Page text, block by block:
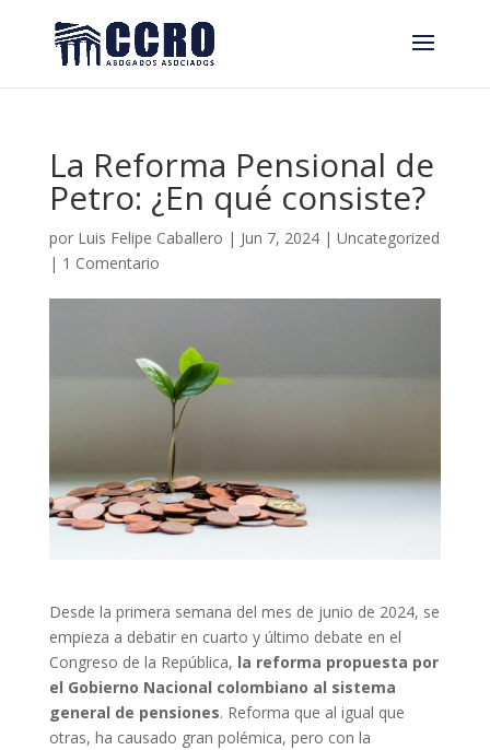
La Reforma Pensional de
Petro: ¿En qué consiste?
por Luis Felipe Caballero | Jun 7, 2024| Uncategorized
| 1 Comentario
Desde la primera semana del mes de junio de 2024, se
empieza a debatir en cuarto y último debate en el
Congreso de la República, la reforma propuesta por
el Gobierno Nacional colombiano al sistema
general de pensiones. Reforma que al igual que
otras, ha causado gran polémica, pero con la